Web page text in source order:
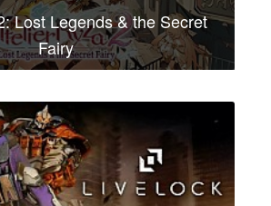
Lost Legends & the Secret
Fairy